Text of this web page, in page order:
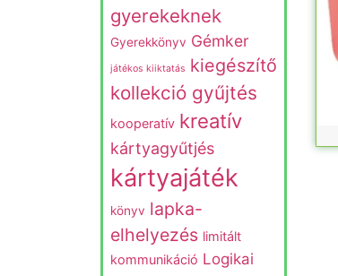
gyerekeknek
Gyerekkönyv Gémker
játékos kiiktatás kiegészítő
kollekció gyűjtés
kooperatív kreatív
kártyagyűtjés
kártyajáték
könyv lapka-
elhelyezés limitált
kommunikáció Logikai